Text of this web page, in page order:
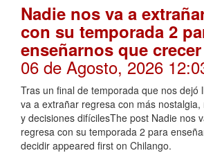
Nadie nos va a
con su temporada 2
enseñarnos que
06 de Agosto, 2026
Tras un final de temporada que nos dejó
va a extrañar regresa con más
y decisiones difícilesThe post Nadie nos
regresa con su temporada 2 para
decidir appeared first on Chilango.